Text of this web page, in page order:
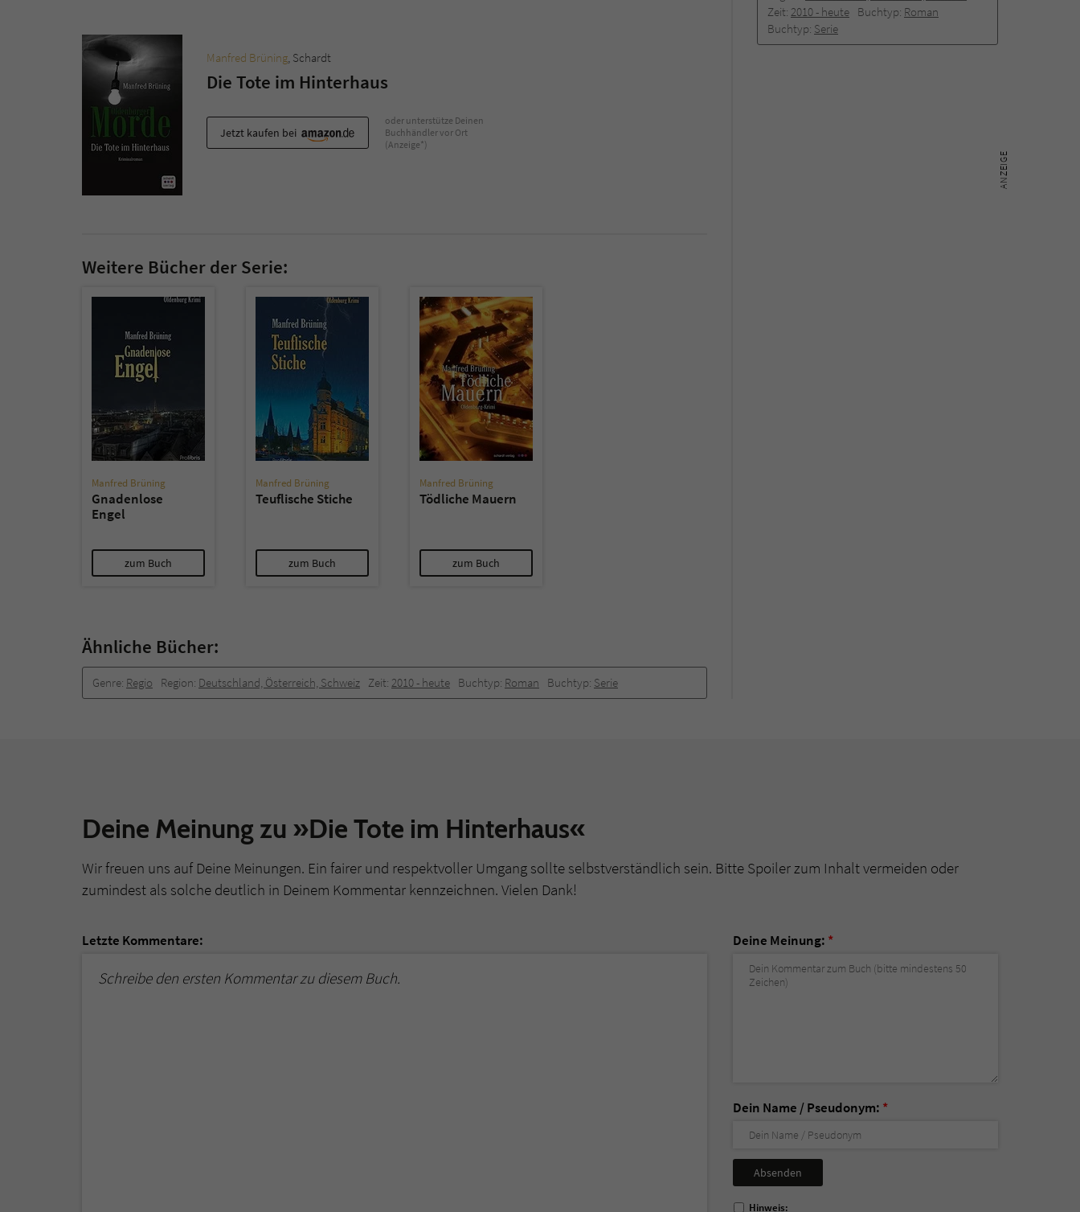
Zeit: 2010 -­ heute Buchtyp: Roman
Buchtyp: Serie
Manfred Brüning, Schardt
Die Tote im Hinterhaus
Jetzt kaufen bei
oder unterstütze Deinen
Buchhändler vor Ort
(Anzeige*)
Weitere Bücher der Serie:
Manfred Brüning
Gnadenlose
Engel
zum Buch
Manfred Brüning
Teuflische Stiche
zum Buch
Manfred Brüning
Tödliche Mauern
zum Buch
Ähnliche Bücher:
Genre: Regio Region: Deutschland, Österreich, Schweiz Zeit: 2010 -­ heute Buchtyp: Roman Buchtyp: Serie
Deine Meinung zu »Die Tote im Hinterhaus«
Wir freuen uns auf Deine Meinungen. Ein fairer und respektvoller Umgang sollte selbstverständlich sein. Bitte Spoiler zum Inhalt vermeiden oder
zumindest als solche deutlich in Deinem Kommentar kennzeichnen. Vielen Dank!
Letzte Kommentare:
Schreibe den ersten Kommentar zu diesem Buch.
Deine Meinung: *
Dein Name / Pseudonym: *
Nicht
ausfüllen!
Hinweis:
Zweck
Dieses Cookie gewährleistet die Kommunikation der
Webseite mit dem Benutzer. Es wird benötigt um z. B.
den Sicherheitscode des Kontaktformulars zu
überprüfen.